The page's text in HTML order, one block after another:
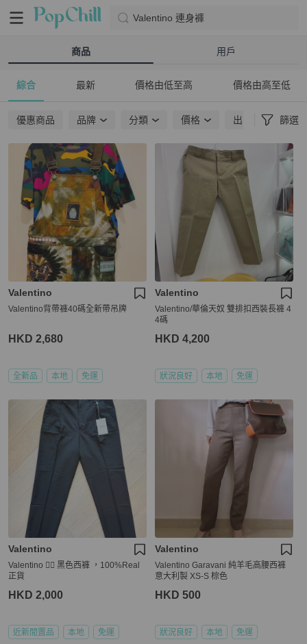
Valentino 連身褲
商品 用戶
綜合 最新 價格由低至高 價格由高至低
優惠商品 品牌 分類 價格 出貨地點 篩選
Valentino
Valentino背帶褲40碼全新帶吊牌
HKD 2,680
全新品 本地 免運
Valentino
Valentino/華倫天奴 雙排扣西裝長褲 4
4碼
HKD 4,200
狀況良好 本地 免運
Valentino
Valentino 👍🏻 黑色西褲 ，100%Real
正貨
HKD 2,000
近新閒置品 本地 免運
Valentino
Valentino Garavani 純羊毛高腰西褲
意大利製 XS-S 棕色
HKD 500
狀況良好 本地 免運